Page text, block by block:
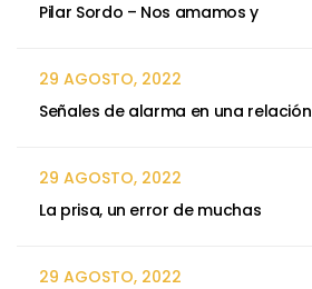
Pilar Sordo – Nos amamos y
29 AGOSTO, 2022
Señales de alarma en una relación
29 AGOSTO, 2022
La prisa, un error de muchas
29 AGOSTO, 2022